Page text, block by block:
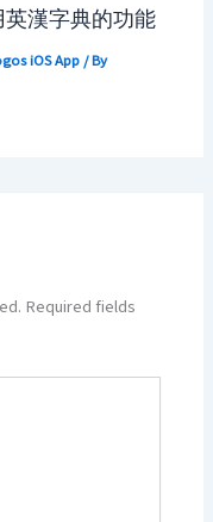
英漢字典的功能
iOS App/ By
Required fields